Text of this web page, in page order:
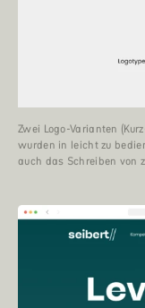
Zwei Logo-Varianten
wurden in leicht zu
auch das Schreiben von